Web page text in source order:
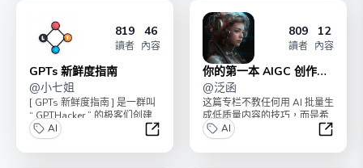
819
讀者
46
內容
GPTs 新鲜度指南
@小七姐
[ GPTs 新鲜度指南 ] 是一群叫
“ GPTHacker ” 的极客们创建
的，他们致力于创作和...
AI
GPTs 新鲜度指南
809
讀者
12
內容
你的第一本 AIGC 创作指
南
@泛函
这篇专栏不教任何用 AI 批量生
成低质量内容的技巧，而是希
望能够让你利用 AI 进行体面的
创作。让 ...
AI
你的